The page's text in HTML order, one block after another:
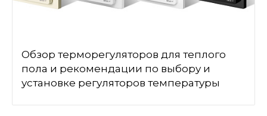
Обзор терморегуляторов для теплого
пола и рекомендации по выбору и
установке регуляторов температуры